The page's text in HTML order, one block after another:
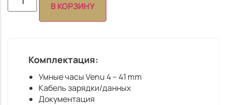
В КОРЗИНУ
Комплектация:
Умные часы Venu 4 – 41 mm
Кабель зарядки/данных
Документация